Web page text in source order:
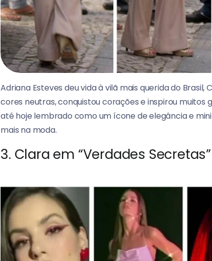
Adriana Esteves deu vida à vilã mais querida do
cores neutras, conquistou corações e inspirou
até hoje lembrado como um ícone de elegância e
mais na moda.
3. Clara em “Verdades Secretas”